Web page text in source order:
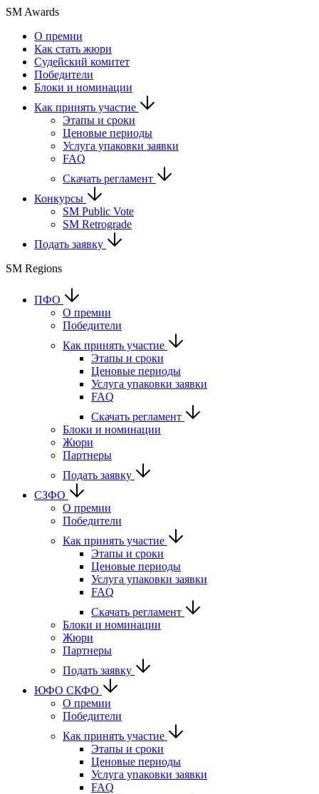
SM Awards
О премии
Как стать жюри
Судейский комитет
Победители
Блоки и номинации
Как принять участие
Этапы и сроки
Ценовые периоды
Услуга упаковки заявки
FAQ
Скачать регламент
Конкурсы
SM Public Vote
SM Retrograde
Подать заявку
SM Regions
ПФО
О премии
Победители
Как принять участие
Этапы и сроки
Ценовые периоды
Услуга упаковки заявки
FAQ
Скачать регламент
Блоки и номинации
Жюри
Партнеры
Подать заявку
СЗФО
О премии
Победители
Как принять участие
Этапы и сроки
Ценовые периоды
Услуга упаковки заявки
FAQ
Скачать регламент
Блоки и номинации
Жюри
Партнеры
Подать заявку
ЮФО СКФО
О премии
Победители
Как принять участие
Этапы и сроки
Ценовые периоды
Услуга упаковки заявки
FAQ